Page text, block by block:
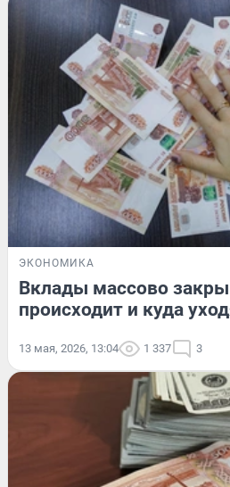
ЭКОНОМИКА
Вклады массово
происходит и куда
13 мая, 2026, 13:04 1 337 3